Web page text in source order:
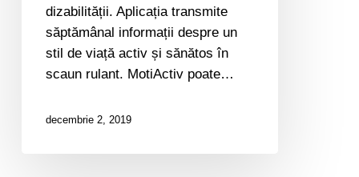
dizabilității. Aplicația transmite
săptămânal informații despre un
stil de viață activ și sănătos în
scaun rulant. MotiActiv poate…
decembrie 2, 2019